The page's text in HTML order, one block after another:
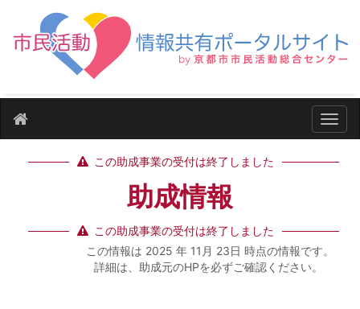
ナビ
この助成事業の受付は終了しました
助成情報
この助成事業の受付は終了しました
この情報は 2025 年 11月 23日 時点の情報です。
詳細は、助成元のHPを必ずご確認ください。